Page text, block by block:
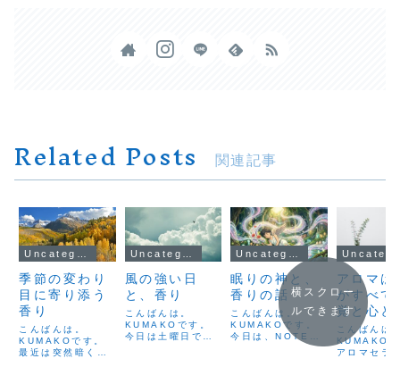
Related Posts 関連記事
季節の変わり
目に寄り添う
香り
こんばんは。
KUMAKOです。
最近は突然暗くな
風の強い日
と、香り
こんばんは。
KUMAKOです。
今日は土曜日です
眠りの神と、
香りの話
こんばんは。
KUMAKOです。
今日は、NOTEを
更新しました。今
アロマは
がすべて
覚と心と
つながり
こんばんは
KUMAKO
アロマセラ
横スクロー
ルできます